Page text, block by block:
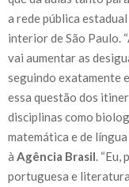
a rede pública
interior de São Paulo.
vai aumentar as
seguindo exatamente
essa questão dos
disciplinas como
matemática e de
à Agência Brasil .
portuguesa e